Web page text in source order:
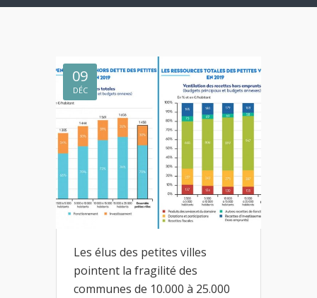
09
DÉC
Les élus des petites villes
pointent la fragilité des
communes de 10.000 à 25.000